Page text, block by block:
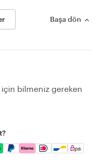
Başa dön
bilmeniz gereken
Apple Pay, Google